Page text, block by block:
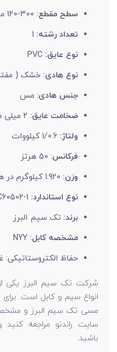
سطح مقطع: 300-120 میلی متر مربع
تعداد رشته: 1
نوع عایق: PVC
نوع هادی: خشک (
جنس هادی: مس
ضخامت عایق:
ولتاژ:1/0.6 کیلووات
فرکانس: 50 هرتز
وزن: 1.920 کیلوگرم در هرتز
نوع استاندارد: ISIRI3569-1,IEC60228,IEC60502-1
برند: تک سیم البرز
مشخصه کابل: NYY
حفاظ الکتروستاتیکی:
شرکت تک سیم البرز یکی
انواع سیم و کابل است.
مسی تک سیم البرز و
سایت راندنو مراجعه کنید
باشید.